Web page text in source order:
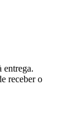
entrega.
receber o